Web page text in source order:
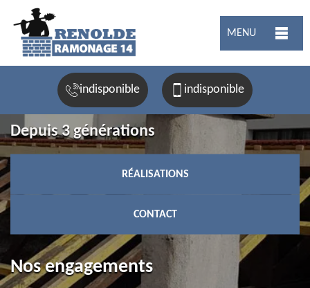
MENU
indisponible indisponible
Depuis 3 générations
RÉALISATIONS
CONTACT
Nos engagements